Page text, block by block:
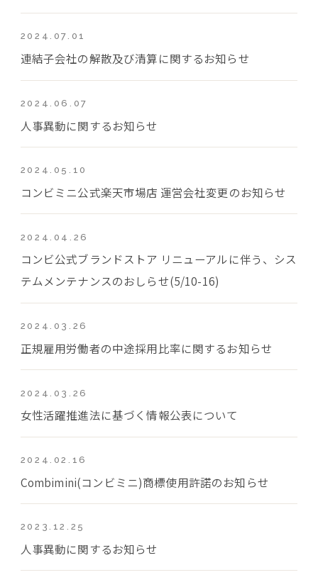
2024.07.01
連結子会社の解散及び清算に関するお知らせ
2024.06.07
人事異動に関するお知らせ
2024.05.10
コンビミニ公式楽天市場店 運営会社変更のお知らせ
2024.04.26
コンビ公式ブランドストア リニューアルに伴う、シス
テムメンテナンスのおしらせ(5/10-16)
2024.03.26
正規雇用労働者の中途採用比率に関するお知らせ
2024.03.26
女性活躍推進法に基づく情報公表について
2024.02.16
Combimini(コンビミニ)商標使用許諾のお知らせ
2023.12.25
人事異動に関するお知らせ